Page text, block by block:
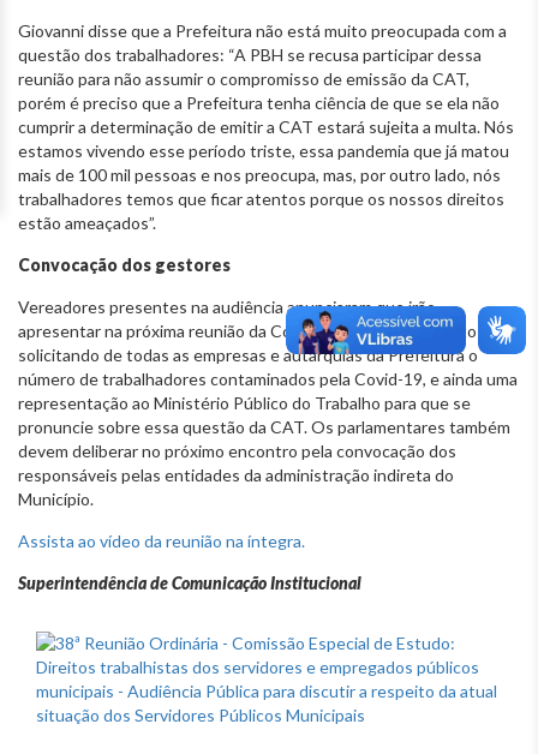
Giovanni disse que a Prefeitura não está muito preocupada com a
questão dos trabalhadores: “A PBH se recusa participar dessa
reunião para não assumir o compromisso de emissão da CAT,
porém é preciso que a Prefeitura tenha ciência de que se ela não
cumprir a determinação de emitir a CAT estará sujeita a multa. Nós
estamos vivendo esse período triste, essa pandemia que já matou
mais de 100 mil pessoas e nos preocupa, mas, por outro lado, nós
trabalhadores temos que ficar atentos porque os nossos direitos
estão ameaçados”.
Convocação dos gestores
Vereadores presentes na audiência anunciaram que irão
apresentar na próxima reunião da Comissão um requerimento
solicitando de todas as empresas e autarquias da Prefeitura o
número de trabalhadores contaminados pela Covid-19, e ainda uma
representação ao Ministério Público do Trabalho para que se
pronuncie sobre essa questão da CAT. Os parlamentares também
devem deliberar no próximo encontro pela convocação dos
responsáveis pelas entidades da administração indireta do
Município.
Assista ao vídeo da reunião na íntegra.
Superintendência de Comunicação Institucional